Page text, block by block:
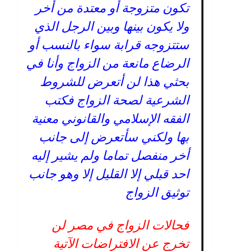
تكون متزوجة أو معتدة من أخر
ولا يكون بينها وبين الرجل الذي
ستتزوجه قرابة سواء بالنسب أو
الرضاع مانعة من الزواج وأنا في
بحثي هذا لن أتعرض للشروط
الشرعية لصحة الزواج فكتب
الفقه الإسلامي والقانوني معنية
بها ولكني سأتعرض إلى جانب
أخر منفصل تماما ولم يشير إليه
احد قبلي إلا القليل إلا وهو جانب
توثيق الزواج
فحالات الزواج في مصر لن
تخرج عن الافتراضات الآتية